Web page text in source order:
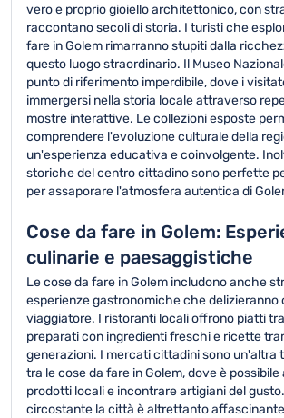
vero e proprio gioiello architettonico, con
raccontano secoli di storia. I turisti che
fare in Golem rimarranno stupiti dalla
questo luogo straordinario. Il Museo
punto di riferimento imperdibile, dove i
immergersi nella storia locale attraverso
mostre interattive. Le collezioni esposte
comprendere l'evoluzione culturale della
un'esperienza educativa e coinvolgente.
storiche del centro cittadino sono perfette
per assaporare l'atmosfera autentica di
Cose da fare in Golem:
culinarie e paesaggistiche
Le cose da fare in Golem includono anche
esperienze gastronomiche che delizieranno
viaggiatore. I ristoranti locali offrono piatti
preparati con ingredienti freschi e ricette
generazioni. I mercati cittadini sono un'altra
tra le cose da fare in Golem, dove è possibile
prodotti locali e incontrare artigiani del
circostante la città è altrettanto